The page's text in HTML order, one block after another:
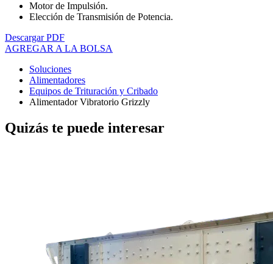
Motor de Impulsión.
Elección de Transmisión de Potencia.
Descargar PDF
AGREGAR A LA BOLSA
Soluciones
Alimentadores
Equipos de Trituración y Cribado
Alimentador Vibratorio Grizzly
Quizás te puede interesar